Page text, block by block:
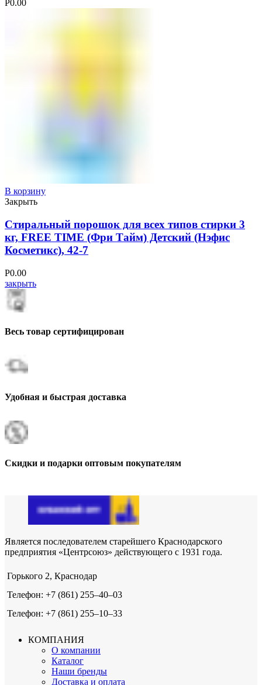
Р0.00
В корзину
Закрыть
Стиральный порошок для всех типов стирки 3
кг, FREE TIME (Фри Тайм) Детский (Нэфис
Косметикс), 42-7
Р0.00
закрыть
Весь товар сертифицирован
Удобная и быстрая доставка
Скидки и подарки оптовым покупателям
Является последователем старейшего Краснодарского
предприятия «Центрсоюз» действующего с 1931 года.
Горького 2, Краснодар
Телефон: +7 (861) 255‒40‒03
Телефон: +7 (861) 255‒10‒33
КОМПАНИЯ
О компании
Каталог
Наши бренды
Доставка и оплата